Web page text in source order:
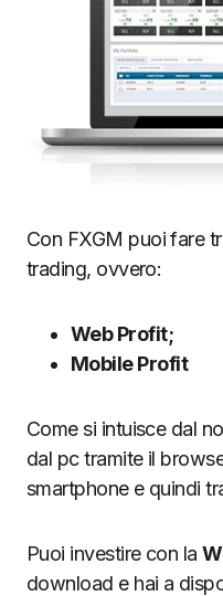
Con FXGM puoi fare
trading, ovvero:
Web Profit;
Mobile Profit
Come si intuisce dal
dal pc tramite il
smartphone e quindi
Puoi investire con la
download e hai a